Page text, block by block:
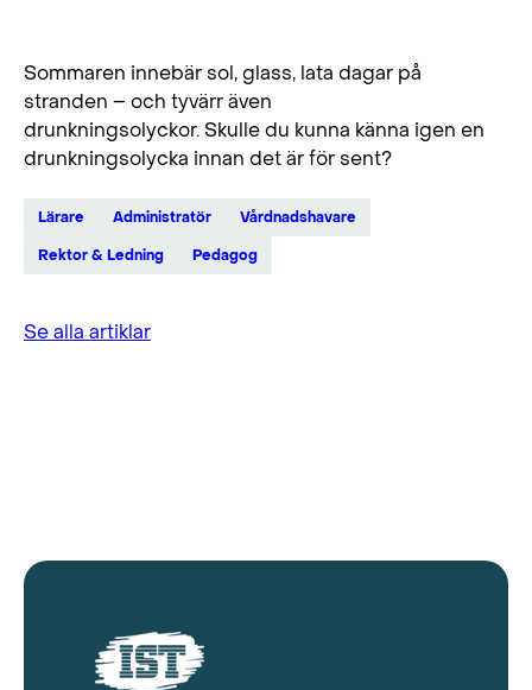
Sommaren innebär sol, glass, lata dagar på
stranden – och tyvärr även
drunkningsolyckor. Skulle du kunna känna igen en
drunkningsolycka innan det är för sent?
Lärare Administratör
Vårdnadshavare
Rektor & Ledning
Pedagog
Se alla artiklar